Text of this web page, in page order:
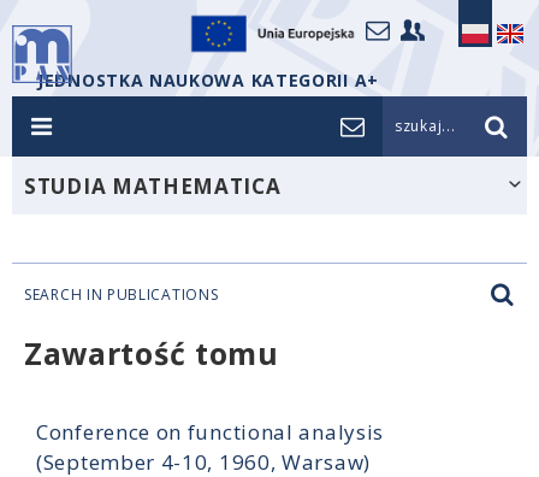
JEDNOSTKA NAUKOWA KATEGORII A+
szukaj...
STUDIA MATHEMATICA
SEARCH IN PUBLICATIONS
Zawartość tomu
Conference on functional analysis
(September 4-10, 1960, Warsaw)